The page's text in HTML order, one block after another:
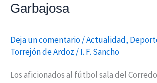
Garbajosa
Deja un comentario/Actualidad,
Torrejón de Ardoz /I. F. Sancho
Los aficionados al fútbol sala del